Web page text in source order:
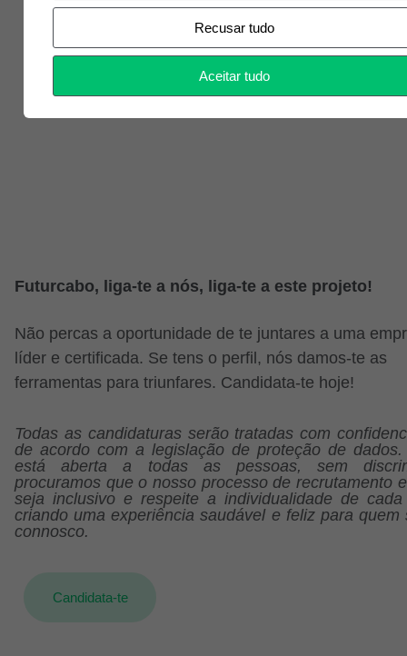
conforme o desempenho e interesse na área.
Futurcabo, liga-te a nós, liga-te a este projeto!
Não percas a oportunidade de te juntares a uma
líder e certificada. Se tens o perfil, nós damos-te as
ferramentas para triunfares. Candidata-te hoje!
Todas as candidaturas serão tratadas com
de acordo com a legislação de proteção de dados.
está aberta a todas as pessoas, sem
procuramos que o nosso processo de recrutamento
seja inclusivo e respeite a individualidade de cada
criando uma experiência saudável e feliz para quem
connosco.
Candidata-te
Recusar tudo
Aceitar tudo